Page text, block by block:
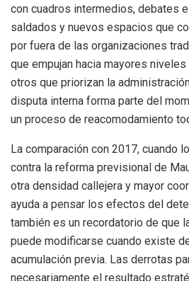
con cuadros intermedios, debates
saldados y nuevos espacios que
por fuera de las organizaciones
que empujan hacia mayores
otros que priorizan la
disputa interna forma parte del
un proceso de reacomodamiento
La comparación con 2017, cuando
contra la reforma previsional de
otra densidad callejera y mayor
ayuda a pensar los efectos del
también es un recordatorio de que
puede modificarse cuando existe
acumulación previa. Las derrotas
necesariamente el resultado